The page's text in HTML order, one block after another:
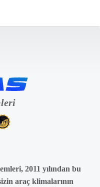
2011 yılından bu
araç klimalarının